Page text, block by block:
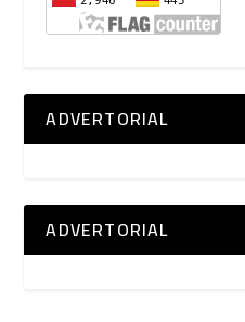
ADVERTORIAL
ADVERTORIAL